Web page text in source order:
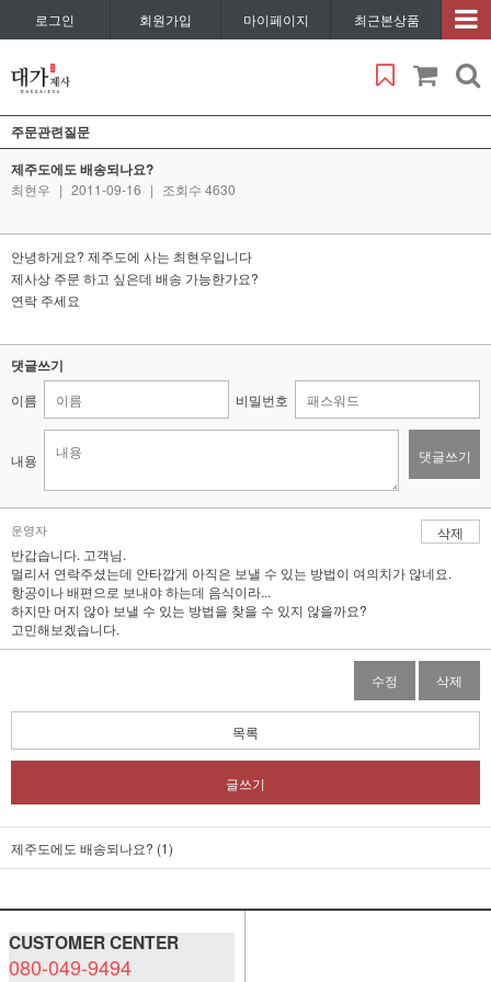
로그인 회원가입 마이페이지 최근본상품
주문관련질문
제주도에도 배송되나요?
최현우 | 2011-09-16 | 조회수 4630
안녕하게요? 제주도에 사는 최현우입니다
제사상 주문 하고 싶은데 배송 가능한가요?
연락 주세요
댓글쓰기
이름 비밀번호
내용 댓글쓰기
운영자
삭제
반갑습니다. 고객님.
멀리서 연락주셨는데 안타깝게 아직은 보낼 수 있는 방법이 여의치가 않네요.
항공이나 배편으로 보내야 하는데 음식이라...
하지만 머지 않아 보낼 수 있는 방법을 찾을 수 있지 않을까요?
고민해보겠습니다.
수정 삭제
목록
글쓰기
제주도에도 배송되나요? (1)
CUSTOMER CENTER
080-049-9494